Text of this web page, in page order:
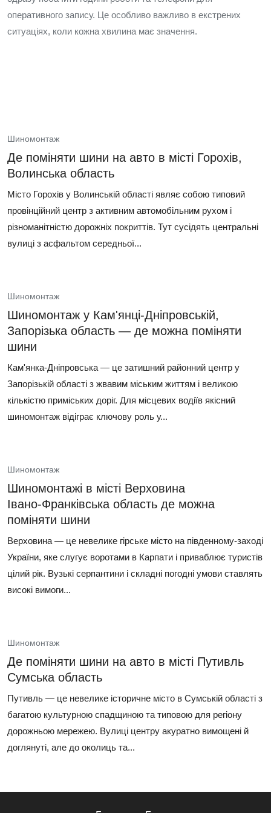
оперативного запису. Це особливо важливо в екстрених
ситуаціях, коли кожна хвилина має значення.
Шиномонтаж
Де поміняти шини на авто в місті Горохів,
Волинська область
Місто Горохів у Волинській області являє собою типовий
провінційний центр з активним автомобільним рухом і
різноманітністю дорожніх покриттів. Тут сусідять центральні
вулиці з асфальтом середньої...
Шиномонтаж
Шиномонтаж у Кам'янці-Дніпровській,
Запорізька область — де можна поміняти
шини
Кам'янка-Дніпровська — це затишний районний центр у
Запорізькій області з жвавим міським життям і великою
кількістю приміських доріг. Для місцевих водіїв якісний
шиномонтаж відіграє ключову роль у...
Шиномонтаж
Шиномонтажі в місті Верховина
Івано‑Франківська область де можна
поміняти шини
Верховина — це невелике гірське місто на південному‑заході
України, яке слугує воротами в Карпати і приваблює туристів
цілий рік. Вузькі серпантини і складні погодні умови ставлять
високі вимоги...
Шиномонтаж
Де поміняти шини на авто в місті Путивль
Сумська область
Путивль — це невелике історичне місто в Сумській області з
багатою культурною спадщиною та типовою для регіону
дорожньою мережею. Вулиці центру акуратно вимощені й
доглянуті, але до околиць та...